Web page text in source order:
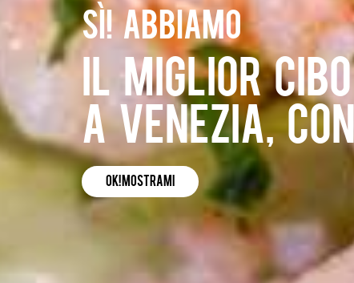
Sì! Abbiamo
Il miglior
a Venezia,
OK! Mostrami